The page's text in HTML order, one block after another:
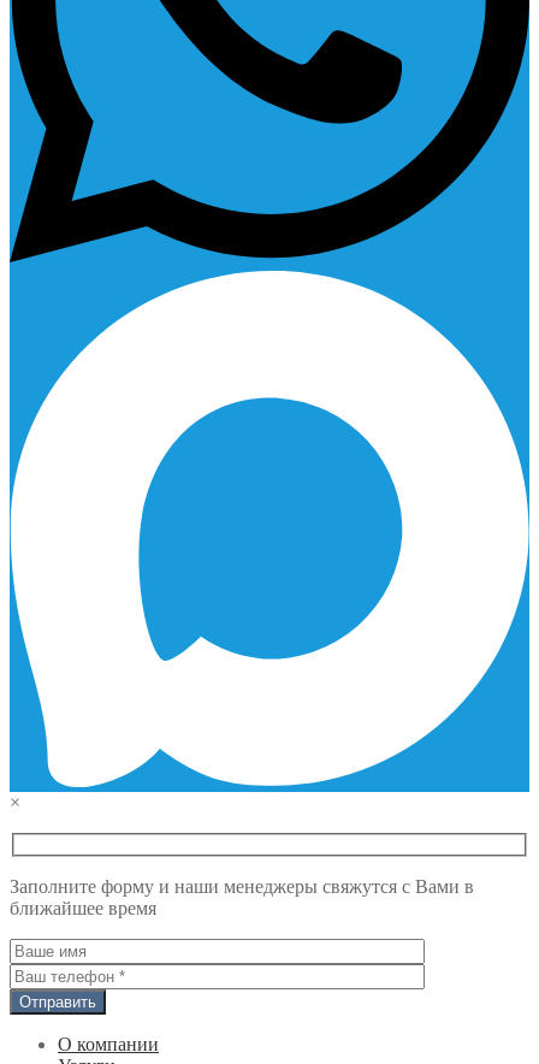
×
Заполните форму и наши менеджеры свяжутся с Вами в
ближайшее время
О компании